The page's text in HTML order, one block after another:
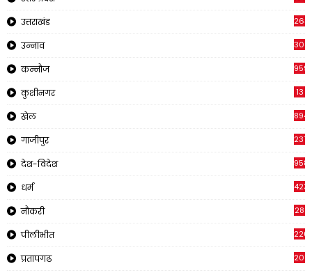
उत्तराखंड
उन्नाव 308
कन्नौज 959
कुशीनगर 13
खेल 894
गाजीपुर 237
देश-विदेश 958
धर्म 423
नौकरी 28
पीलीभीत
प्रतापगढ 2011